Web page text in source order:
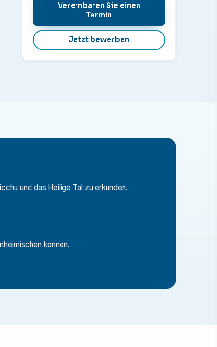
Vereinbaren Sie einen
Termin
Jetzt bewerben
und das Heilige Tal zu erkunden.
kennen.